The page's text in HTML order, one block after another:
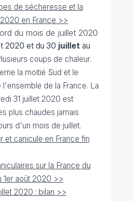
de sécheresse et la
en France >>
du mois de juillet 2020
2020 et du 30 juilletau
coups de chaleur.
la moitié Sud et le
de la France. La
31 juillet 2020 est
plus chaudes jamais
d'un mois de juillet.
et canicule en France fin
sur la France du
1er août 2020 >>
2020 : bilan >>